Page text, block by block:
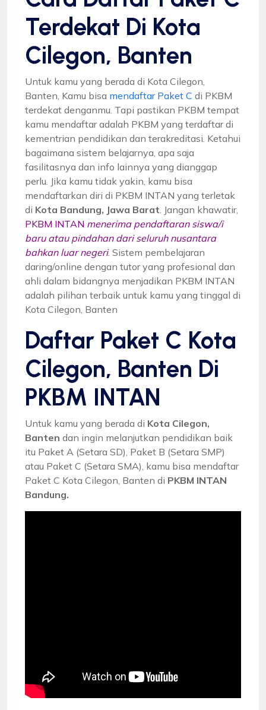
Terdekat Di Kota
Cilegon, Banten
Untuk kamu yang berada di Kota Cilegon,
Banten, Kamu bisa mendaftar Paket C di PKBM
terdekat denganmu. Tapi pastikan PKBM tempat
kamu mendaftar adalah PKBM yang terdaftar di
kementrian pendidikan dan terakreditasi. Ketahui
bagaimana sistem belajarnya, apa saja
fasilitasnya dan info lainnya yang dianggap
perlu. Jika kamu tidak yakin, kamu bisa
mendaftarkan diri di PKBM INTAN yang terletak
di Kota Bandung, Jawa Barat . Jangan khawatir,
PKBM INTAN menerima pendaftaran siswa/i
baru atau pindahan dari seluruh nusantara
bahkan luar negeri. Sistem pembelajaran
daring/online dengan tutor yang profesional dan
ahli dalam bidangnya menjadikan PKBM INTAN
adalah pilihan terbaik untuk kamu yang tinggal di
Kota Cilegon, Banten
Daftar Paket C Kota
Cilegon, Banten Di
PKBM INTAN
Untuk kamu yang berada di Kota Cilegon,
Banten dan ingin melanjutkan pendidikan baik
itu Paket A (Setara SD), Paket B (Setara SMP)
atau Paket C (Setara SMA), kamu bisa mendaftar
Paket C Kota Cilegon, Banten di PKBM INTAN
Bandung.